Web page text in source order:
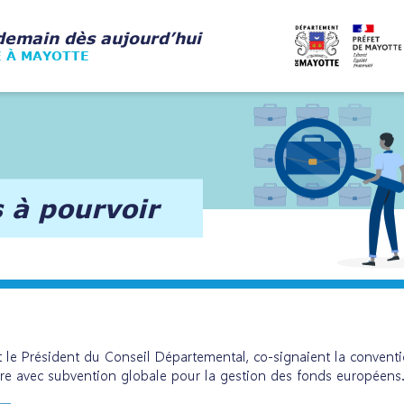
dès aujourd’hui
À MAYOTTE
à pourvoir
Président du Conseil Départemental, co-signaient la
avec subvention globale pour la gestion des fonds européens.